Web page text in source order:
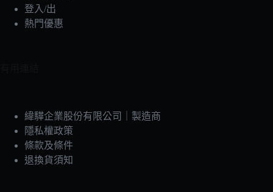
登入/出
熱門優惠
緯驊企業股份有限公司｜製造商
隱私權政策
條款及條件
退換貨須知